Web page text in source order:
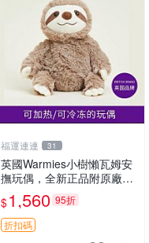
福運連連 31
英國Warmies小樹懶瓦姆安
撫玩偶，全新正品附原廠吊
牌與防塵袋，內藏薰衣草可
加熱，適合各個年齡層，冷
暖兩用享受抱抱樂趣，不容
錯過嚴選好物 溫暖 冷感
$1,560 95折
折扣碼